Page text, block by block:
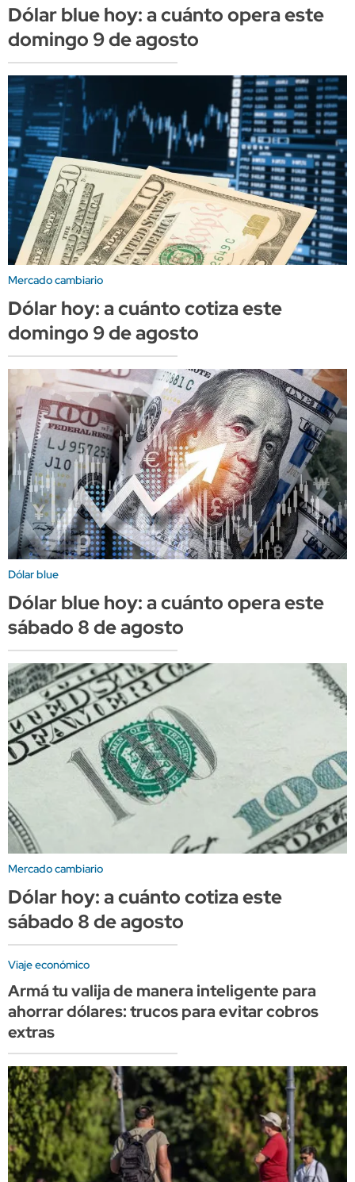
Dólar blue hoy: a cuánto opera este
domingo 9 de agosto
Mercado cambiario
Dólar hoy: a cuánto cotiza este
domingo 9 de agosto
Dólar blue
Dólar blue hoy: a cuánto opera este
sábado 8 de agosto
Mercado cambiario
Dólar hoy: a cuánto cotiza este
sábado 8 de agosto
Viaje económico
Armá tu valija de manera inteligente para
ahorrar dólares: trucos para evitar cobros
extras